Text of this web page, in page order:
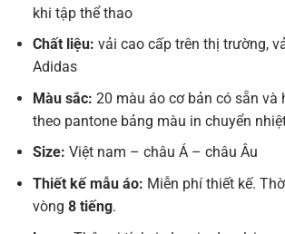
khi tập thể thao
Chất liệu: vải cao cấp trên thị trường,
Adidas
Màu sắc: 20 màu áo cơ bản có sẵn và
theo pantone bảng màu in chuyển
Size: Việt nam – châu Á – châu Âu
Thiết kế mẫu áo: Miễn phí thiết kế.
vòng 8 tiếng.